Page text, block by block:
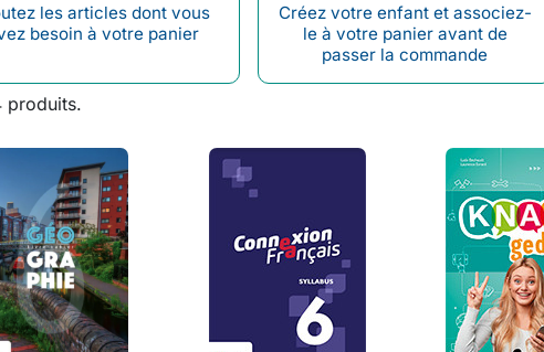
les articles dont vous
besoin à votre panier
Créez votre enfant et associez-
le à votre panier avant de
passer la commande
produits.